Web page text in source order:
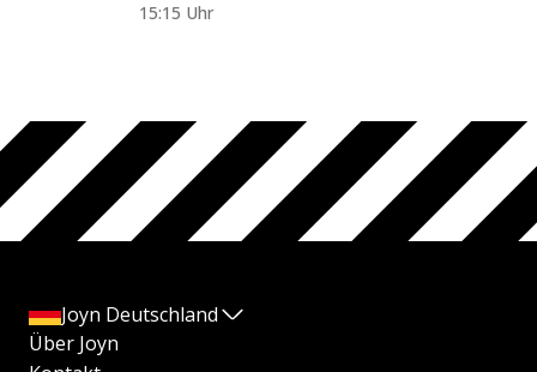
15:15 Uhr
Joyn Deutschland
Über Joyn